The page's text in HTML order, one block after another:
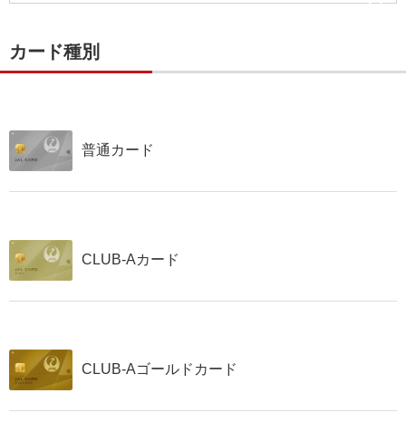
カード種別
普通カード
CLUB-Aカード
CLUB-Aゴールドカード